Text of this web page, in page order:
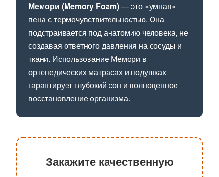
Мемори (Memory Foam)— это «умная»
пена с термочувствительностью. Она
подстраивается под анатомию человека, не
создавая ответного давления на сосуды и
ткани. Использование Мемори в
ортопедических матрасах и подушках
гарантирует глубокий сон и полноценное
восстановление организма.
Закажите качественную